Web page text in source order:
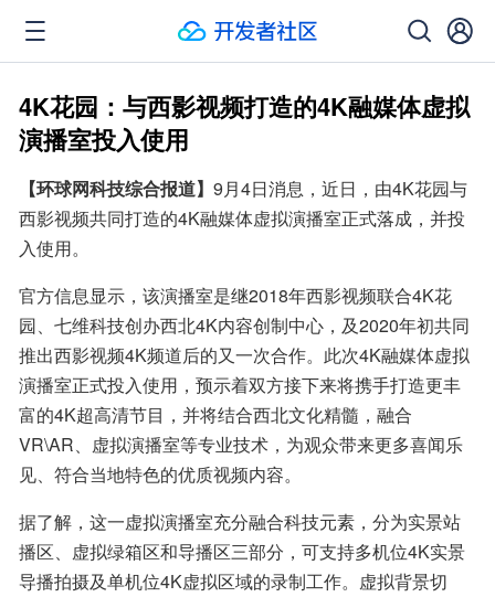
4K花园：与西影视频打造的4K融媒体虚拟
演播室投入使用
【环球网科技综合报道】 9月4日消息，近日，由4K花园与
西影视频共同打造的4K融媒体虚拟演播室正式落成，并投
入使用。
官方信息显示，该演播室是继2018年西影视频联合4K花
园、七维科技创办西北4K内容创制中心，及2020年初共同
推出西影视频4K频道后的又一次合作。此次4K融媒体虚拟
演播室正式投入使用，预示着双方接下来将携手打造更丰
富的4K超高清节目，并将结合西北文化精髓，融合
VR\AR、虚拟演播室等专业技术，为观众带来更多喜闻乐
见、符合当地特色的优质视频内容。
据了解，这一虚拟演播室充分融合科技元素，分为实景站
播区、虚拟绿箱区和导播区三部分，可支持多机位4K实景
导播拍摄及单机位4K虚拟区域的录制工作。虚拟背景切